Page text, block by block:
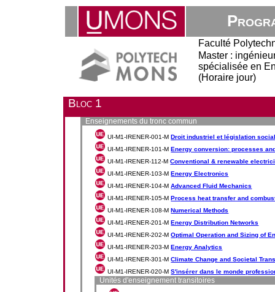
Faculté
Master :
spécialisée en
(Horaire jour)
Bloc 1
Enseignements du tronc commun
UI-M1-IRENER-001-MDroit industriel et législation
UI-M1-IRENER-101-MEnergy conversion: processes
UI-M1-IRENER-112-MConventional & renewable
UI-M1-IRENER-103-MEnergy Electronics
UI-M1-IRENER-104-MAdvanced Fluid Mechanics
UI-M1-IRENER-105-MProcess heat transfer and
UI-M1-IRENER-108-MNumerical Methods
UI-M1-IRENER-201-MEnergy Distribution Networks
UI-M1-IRENER-202-MOptimal Operation and Sizing of
UI-M1-IRENER-203-MEnergy Analytics
UI-M1-IRENER-301-MClimate Change and Societal
UI-M1-IRENER-020-MS'insérer dans le monde
Unités d'enseignement transitoires